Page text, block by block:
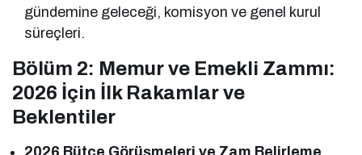
gündemine geleceği, komisyon ve genel kurul
süreçleri.
Bölüm 2: Memur ve Emekli Zammı:
2026 İçin İlk Rakamlar ve
Beklentiler
2026 Bütçe Görüşmeleri ve Zam Belirleme